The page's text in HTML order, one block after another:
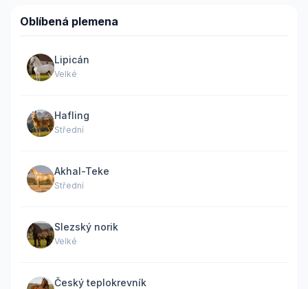
Oblíbená plemena
Lipicán
Velké
Hafling
Střední
Akhal-Teke
Střední
Slezský norik
Velké
Český teplokrevník